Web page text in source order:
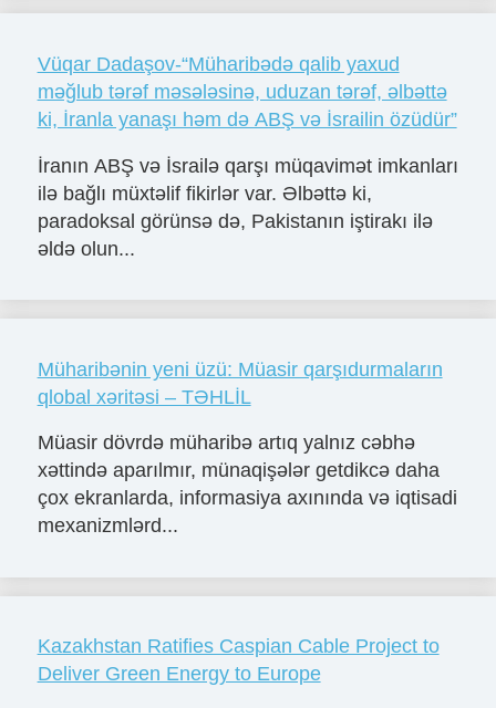
Vüqar Dadaşov-“Müharibədə qalib yaxud
məğlub tərəf məsələsinə, uduzan tərəf, əlbəttə
ki, İranla yanaşı həm də ABŞ və İsrailin özüdür”
İranın ABŞ və İsrailə qarşı müqavimət imkanları
ilə bağlı müxtəlif fikirlər var. Əlbəttə ki,
paradoksal görünsə də, Pakistanın iştirakı ilə
əldə olun...
Müharibənin yeni üzü: Müasir qarşıdurmaların
qlobal xəritəsi – TƏHLİL
Müasir dövrdə müharibə artıq yalnız cəbhə
xəttində aparılmır, münaqişələr getdikcə daha
çox ekranlarda, informasiya axınında və iqtisadi
mexanizmlərd...
Kazakhstan Ratifies Caspian Cable Project to
Deliver Green Energy to Europe